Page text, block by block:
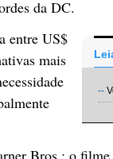
da DC.
--
entre US$
mais
Bros.: o